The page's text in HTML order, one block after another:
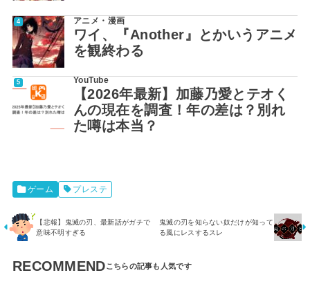
アニメ・漫画
ワイ、『Another』とかいうアニメ
を観終わる
YouTube
【2026年最新】加藤乃愛とテオく
んの現在を調査！年の差は？別れ
た噂は本当？
ゲーム プレステ
【悲報】鬼滅の刃、最新話がガチで
意味不明すぎる
鬼滅の刃を知らない奴だけが知って
る風にレスするスレ
RECOMMEND